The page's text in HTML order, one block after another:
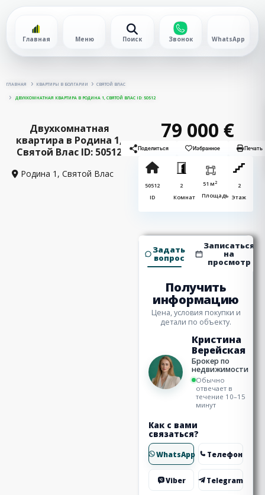
Главная Меню Поиск Звонок WhatsApp
ГЛАВНАЯ КВАРТИРЫ В БОЛГАРИИ СВЯТОЙ ВЛАС
ДВУХКОМНАТНАЯ КВАРТИРА В РОДИНА 1, СВЯТОЙ ВЛАС ID: 50512
Двухкомнатная
квартира в Родина 1,
Святой Влас ID: 50512
Родина 1, Святой Влас
79 000 €
Поделиться Избранное Печать
50512
ID
2
Комнат
51 м2
Площадь
2
Этаж
Задать
вопрос
Записаться
на
просмотр
Получить
информацию
Цена, условия покупки и
детали по объекту.
Кристина
Верейская
Брокер по
недвижимости
Обычно
отвечает в
течение 10–15
минут
Как с вами
связаться?
WhatsApp Телефон
Viber Telegram